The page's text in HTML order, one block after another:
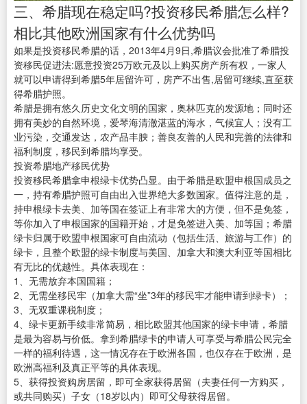
三、希腊现在稳定吗?投资移民希腊怎么样?
相比其他欧洲国家有什么优势吗
如果是投资移民希腊的话，2013年4月9日,希腊议会批准了希腊投
资移民促进法:愿意投资25万欧元及以上购买房产所有权，一家人
就可以申请得到希腊5年居留许可，房产不出售,居留可继续,直至获
得希腊护照。
希腊是拥有悠久历史文化文明的国家，奥林匹克的发源地；同时还
拥有美妙的自然环境，爱琴海清澈湛蓝的海水，气候宜人；没有工
业污染，交通发达，农产品丰腴；善良友善的人民和完善的法律和
福利制度，移民到希腊均享受。
投资希腊地产移民优势
投资移民希腊拿申根绿卡优势凸显。由于希腊是欧盟申根国成员之
一，持有希腊护照可自由出入世界绝大多数国家。值得注意的是，
持申根绿卡去美、加等国在签证上有非常大的方便，但不是免签，
等你加入了申根国家的国籍开始，才是免签进入美、加等国；希腊
绿卡归属于欧盟申根国家可自由流动（包括生活、旅游与工作）的
绿卡，且整个欧盟的绿卡制度与美国、加拿大和澳大利亚等国相比
有无比的优越性。具体表现在：
1、无需放弃本国国籍；
2、无需坐移民牢（加拿大需“坐”3年的移民牢才能申请到绿卡）；
3、无双重课税制度；
4、绿卡更新手续非常简易，相比欧盟其他国家的绿卡申请，希腊
是最为容易与价低。拿到希腊绿卡的申请人可享受与希腊公民完全
一样的福利待遇，这一情况存在于欧洲各国，也仅存在于欧洲，是
欧洲高福利及真正平等的具体表现。
5、获得投资购房居留，即可全家获得居留（夫妻任何一方购买，
或共同购买）子女（18岁以内）即可父母获得居留。